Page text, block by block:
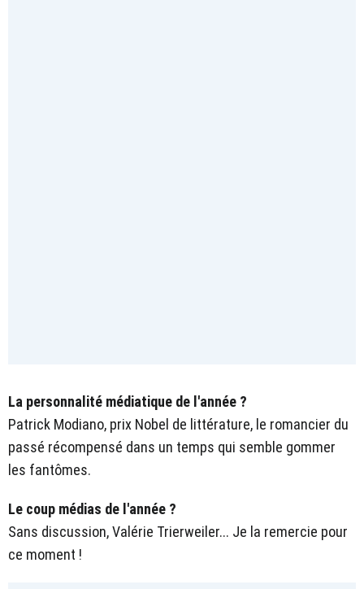
La personnalité médiatique de l'année ?
Patrick Modiano, prix Nobel de littérature, le romancier du
passé récompensé dans un temps qui semble gommer
les fantômes.
Le coup médias de l'année ?
Sans discussion, Valérie Trierweiler... Je la remercie pour
ce moment !